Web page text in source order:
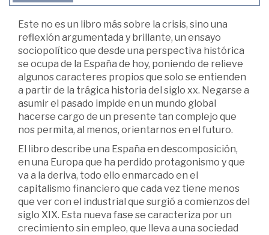
Este no es un libro más sobre la crisis, sino una
reflexión argumentada y brillante, un ensayo
sociopolítico que desde una perspectiva histórica
se ocupa de la España de hoy, poniendo de relieve
algunos caracteres propios que solo se entienden
a partir de la trágica historia del siglo xx. Negarse a
asumir el pasado impide en un mundo global
hacerse cargo de un presente tan complejo que
nos permita, al menos, orientarnos en el futuro.
El libro describe una España en descomposición,
en una Europa que ha perdido protagonismo y que
va a la deriva, todo ello enmarcado en el
capitalismo financiero que cada vez tiene menos
que ver con el industrial que surgió a comienzos del
siglo XIX. Esta nueva fase se caracteriza por un
crecimiento sin empleo, que lleva a una sociedad